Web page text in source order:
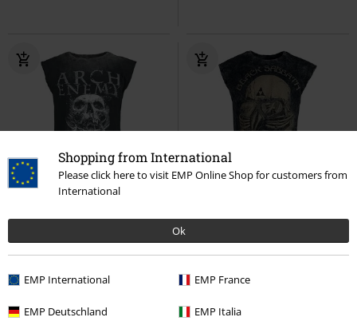
Shopping from International
Please click here to visit EMP Online Shop for customers from
International
Ok
EMP International EMP France
EMP Deutschland EMP Italia
rek-prisFrån399:-
MMXX Arch Enemy Linnen US Tour 78
Black Sabbath
Linnen